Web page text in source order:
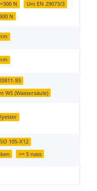
N
Uni EN 29073/3
N
93
WS (Wassersäule)
105-X12
>= 5 nass